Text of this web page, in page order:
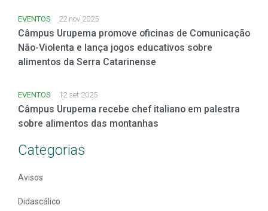
EVENTOS 22 nov 2025
Câmpus Urupema promove oficinas de Comunicação
Não-Violenta e lança jogos educativos sobre
alimentos da Serra Catarinense
EVENTOS 12 set 2025
Câmpus Urupema recebe chef italiano em palestra
sobre alimentos das montanhas
Categorias
Avisos
Didascálico